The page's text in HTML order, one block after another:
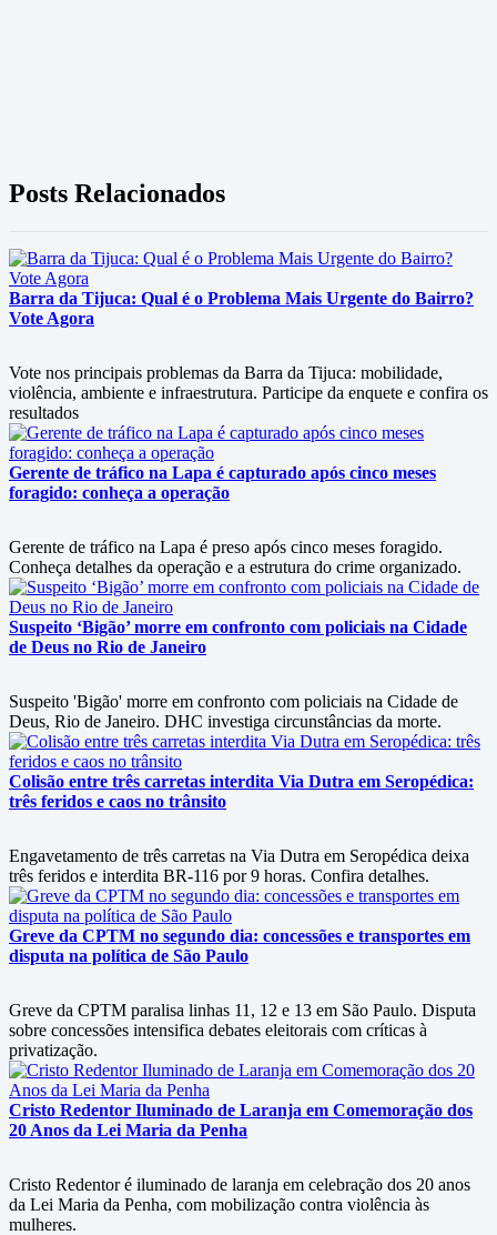
Posts Relacionados
Barra da Tijuca: Qual é o Problema Mais Urgente do Bairro?
Vote Agora
Vote nos principais problemas da Barra da Tijuca: mobilidade,
violência, ambiente e infraestrutura. Participe da enquete e confira os
resultados
Gerente de tráfico na Lapa é capturado após cinco meses
foragido: conheça a operação
Gerente de tráfico na Lapa é preso após cinco meses foragido.
Conheça detalhes da operação e a estrutura do crime organizado.
Suspeito ‘Bigão’ morre em confronto com policiais na Cidade
de Deus no Rio de Janeiro
Suspeito 'Bigão' morre em confronto com policiais na Cidade de
Deus, Rio de Janeiro. DHC investiga circunstâncias da morte.
Colisão entre três carretas interdita Via Dutra em Seropédica:
três feridos e caos no trânsito
Engavetamento de três carretas na Via Dutra em Seropédica deixa
três feridos e interdita BR-116 por 9 horas. Confira detalhes.
Greve da CPTM no segundo dia: concessões e transportes em
disputa na política de São Paulo
Greve da CPTM paralisa linhas 11, 12 e 13 em São Paulo. Disputa
sobre concessões intensifica debates eleitorais com críticas à
privatização.
Cristo Redentor Iluminado de Laranja em Comemoração dos
20 Anos da Lei Maria da Penha
Cristo Redentor é iluminado de laranja em celebração dos 20 anos
da Lei Maria da Penha, com mobilização contra violência às
mulheres.